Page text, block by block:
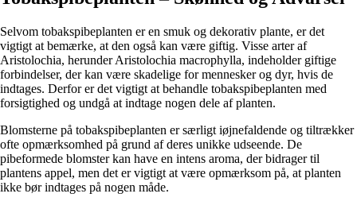
Selvom tobakspibeplanten er en smuk og dekorativ plante, er det
vigtigt at bemærke, at den også kan være giftig. Visse arter af
Aristolochia, herunder Aristolochia macrophylla, indeholder giftige
forbindelser, der kan være skadelige for mennesker og dyr, hvis de
indtages. Derfor er det vigtigt at behandle tobakspibeplanten med
forsigtighed og undgå at indtage nogen dele af planten.
Blomsterne på tobakspibeplanten er særligt iøjnefaldende og tiltrækker
ofte opmærksomhed på grund af deres unikke udseende. De
pibeformede blomster kan have en intens aroma, der bidrager til
plantens appel, men det er vigtigt at være opmærksom på, at planten
ikke bør indtages på nogen måde.